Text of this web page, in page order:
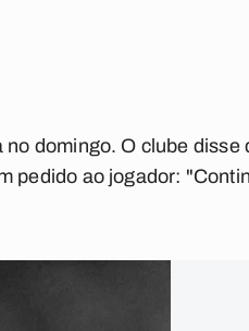
no domingo. O clube disse
pedido ao jogador: